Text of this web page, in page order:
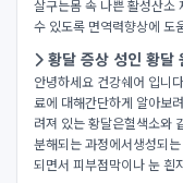
살구는몸 속 나쁜 활성산소
수 있도록 면역력향상에 도
황달 증상 성인 황달
안녕하세요 건강쉐어 입니
료에 대해간단하게 알아보
려져 있는 황달은혈색소와
분해되는 과정에서생성되
되면서 피부점막이나 눈 흰